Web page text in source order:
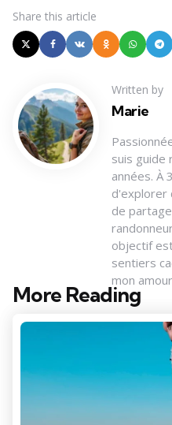
Share this article
Written by
Marie
suis guide
années. À
d'explorer
de
objectif
sentiers
mon
More Reading
Post
navigation